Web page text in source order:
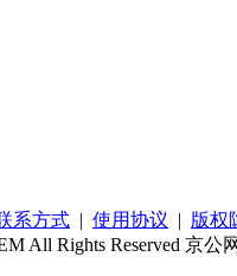
系方式 | 使用协议 | 版权
All Rights Reserved 京公